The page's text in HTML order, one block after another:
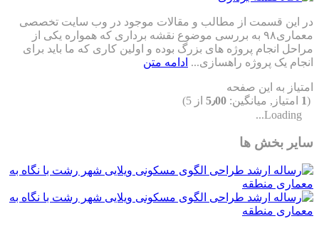
در این قسمت از مطالب و مقالات موجود در وب سایت تخصصی
معماری۹۸ به بررسی موضوع نقشه برداری که همواره یکی از
مراحل انجام پروژه های بزرگ بوده و اولین کاری که ما باید برای
انجام یک پروژه راهسازی... ادامه متن
امتیاز به این صفحه
(
1 امتیاز, میانگین: 5٫00 از 5)
Loading...
سایر بخش ها